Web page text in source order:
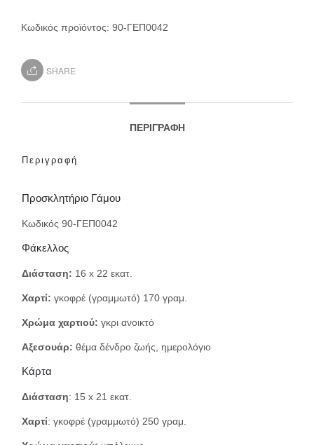
Κωδικός προϊόντος: 90-ΓΕΠ0042
SHARE
ΠΕΡΙΓΡΑΦΉ
Περιγραφή
Προσκλητήριο Γάμου
Κωδικός 90-ΓΕΠ0042
Φάκελλος
Διάσταση: 16 x 22 εκατ.
Χαρτί: γκοφρέ (γραμμωτό) 170 γραμ.
Χρώμα χαρτιού: γκρι ανοικτό
Αξεσουάρ: θέμα δένδρο ζωής, ημερολόγιο
Κάρτα
Διάσταση: 15 x 21 εκατ.
Χαρτί: γκοφρέ (γραμμωτό) 250 γραμ.